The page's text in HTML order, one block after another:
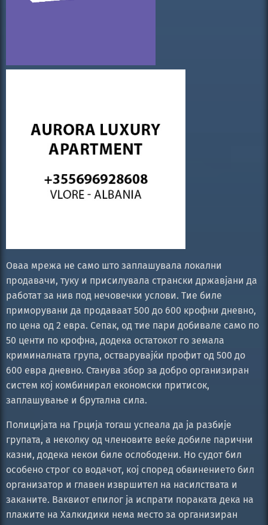
Оваа мрежа не само што заплашувала локални
продавачи, туку и присилувала странски државјани да
работат за нив под нечовечки услови. Тие биле
приморувани да продаваат 500 до 600 крофни дневно,
по цена од 2 евра. Сепак, од тие пари добивале само по
50 центи по крофна, додека остатокот го земала
криминалната група, остварувајќи профит од 500 до
600 евра дневно. Станува збор за добро организиран
систем кој комбинирал економски притисок,
заплашување и брутална сила.
Полицијата на Грција тогаш успеала да ја разбије
групата, а неколку од членовите веќе добиле парични
казни, додека некои биле ослободени. Но судот бил
особено строг со водачот, кој според обвинението бил
организатор и главен извршител на насилствата и
заканите. Ваквиот епилог ја испрати пораката дека на
плажите на Халкидики нема место за организиран